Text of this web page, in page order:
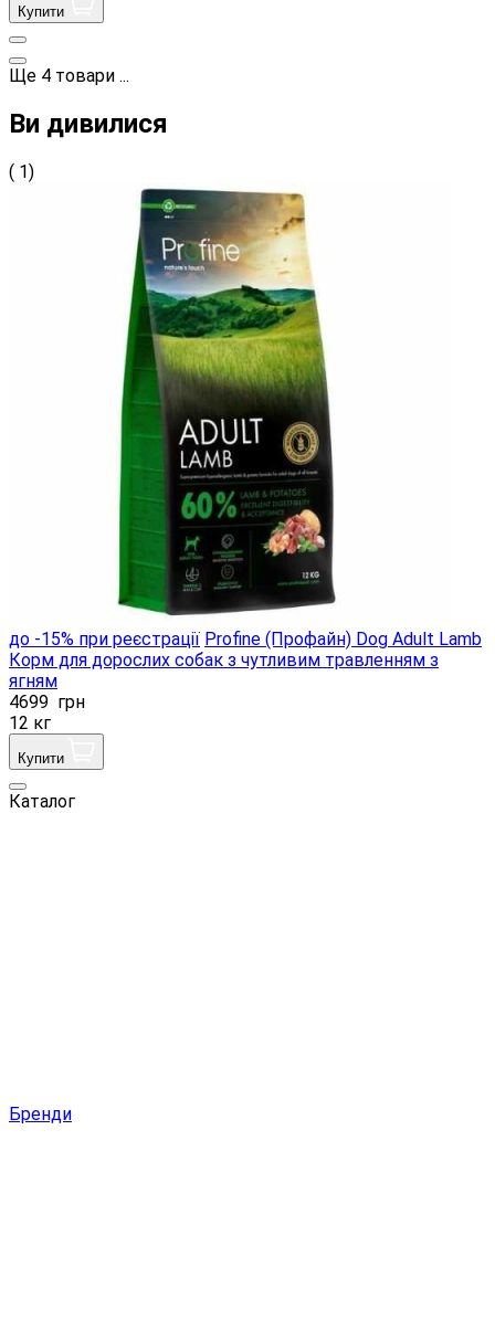
Купити
Ще 4 товари ...
Ви дивилися
( 1)
до -15% при реєстрації Profine (Профайн) Dog Adult Lamb
Корм ​​для дорослих собак з чутливим травленням з
ягням
4699 грн
12 кг
Купити
Каталог
Бренди